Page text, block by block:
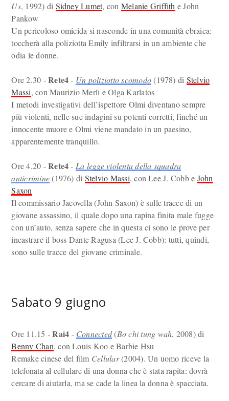
Us, 1992) di Sidney Lumet, con Melanie Griffith e John
Pankow
Un pericoloso omicida si nasconde in una comunità ebraica:
toccherà alla poliziotta Emily infiltrarsi in un ambiente che
odia le donne.
Ore 2.30 -Rete4- Un poliziotto scomodo(1978) di Stelvio
Massi, con Maurizio Merli e Olga Karlatos
I metodi investigativi dell’ispettore Olmi diventano sempre
più violenti, nelle sue indagini su potenti corretti, finché un
innocente muore e Olmi viene mandato in un paesino,
apparentemente tranquillo.
Ore 4.20 -Rete4- La legge violenta della squadra
anticrimine(1976) di Stelvio Massi, con Lee J. Cobb e John
Saxon
Il commissario Jacovella (John Saxon) è sulle tracce di un
giovane assassino, il quale dopo una rapina finita male fugge
con un’auto, senza sapere che in questa ci sono le prove per
incastrare il boss Dante Ragusa (Lee J. Cobb): tutti, quindi,
sono sulle tracce del giovane criminale.
Sabato 9 giugno
Ore 11.15 -Rai4 - Connected(Bo chi tung wah, 2008) di
Benny Chan, con Louis Koo e Barbie Hsu
Remake cinese del film Cellular(2004). Un uomo riceve la
telefonata al cellulare di una donna che è stata rapita: dovrà
cercare di aiutarla, ma se cade la linea la donna è spacciata.